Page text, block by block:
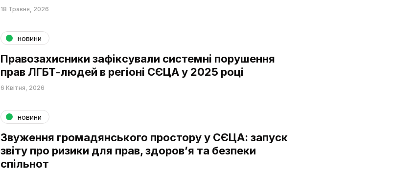
18 Травня, 2026
новини
Правозахисники зафіксували системні порушення
прав ЛГБТ-людей в регіоні СЄЦА у 2025 році
6 Квітня, 2026
новини
Звуження громадянського простору у СЄЦА: запуск
звіту про ризики для прав, здоров’я та безпеки
спільнот